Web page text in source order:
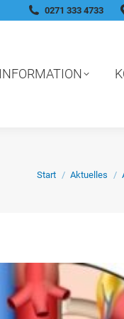
0271 333 4733
Sie befinden
Start Aktuelles